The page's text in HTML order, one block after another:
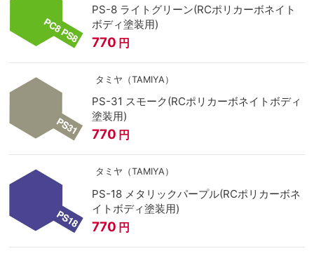
PS-8 ライトグリーン(RCポリカーボネイト
ボディ塗装用)
770 円
タミヤ（TAMIYA）
PS-31 スモーク(RCポリカーボネイトボディ
塗装用)
770 円
タミヤ（TAMIYA）
PS-18 メタリックパープル(RCポリカーボネ
イトボディ塗装用)
770 円